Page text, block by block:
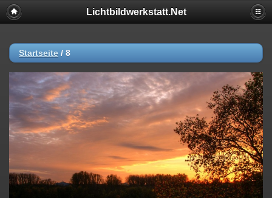
Lichtbildwerkstatt.Net
Startseite / 8